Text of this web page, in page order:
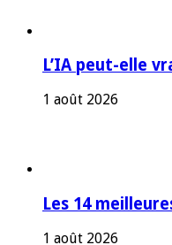
L’IA peut-elle
1 août 2026
Les 14
1 août 2026